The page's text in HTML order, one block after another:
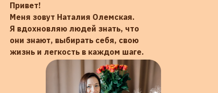
Привет!
Меня зовут Наталия Олемская.
Я вдохновляю людей знать, что
они знают, выбирать себя, свою
жизнь и легкость в каждом шаге.
10 000 +
людей вдохновила
на изменения своей жизни